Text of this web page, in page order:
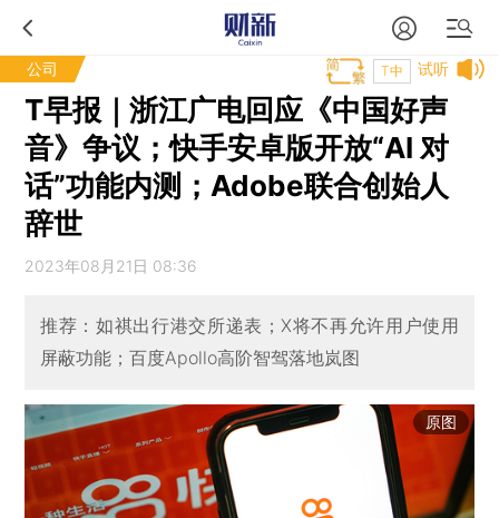
公司 试听
T中
T早报｜浙江广电回应《中国好声
音》争议；快手安卓版开放“AI 对
话”功能内测；Adobe联合创始人
辞世
2023年08月21日 08:36
推荐：如祺出行港交所递表；X将不再允许用户使用
屏蔽功能；百度Apollo高阶智驾落地岚图
原图